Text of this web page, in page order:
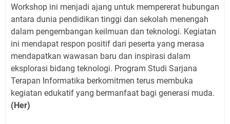
Workshop ini menjadi ajang untuk mempererat hubungan
antara dunia pendidikan tinggi dan sekolah menengah
dalam pengembangan keilmuan dan teknologi. Kegiatan
ini mendapat respon positif dari peserta yang merasa
mendapatkan wawasan baru dan inspirasi dalam
eksplorasi bidang teknologi. Program Studi Sarjana
Terapan Informatika berkomitmen terus membuka
kegiatan edukatif yang bermanfaat bagi generasi muda.
(Her)